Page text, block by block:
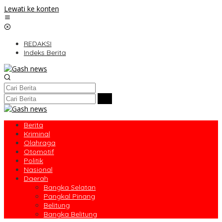
Lewati ke konten
REDAKSI
Indeks Berita
Berita
Kriminal
Olahraga
Otomotif
Politik
Nasional
Daerah
Bangka Selatan
Pangkal Pinang
Belitung
Bangka Belitung